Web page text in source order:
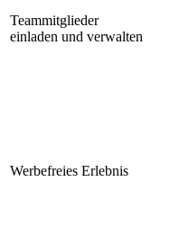
Teammitglieder
einladen und verwalten
Werbefreies Erlebnis